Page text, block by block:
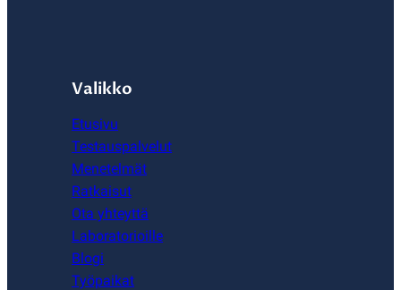
Valikko
Etusivu
Testauspalvelut
Menetelmät
Ratkaisut
Ota yhteyttä
Laboratorioille
Blogi
Työpaikat